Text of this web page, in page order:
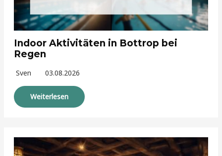
Indoor Aktivitäten in Bottrop bei
Regen
Sven 03.08.2026
Weiterlesen